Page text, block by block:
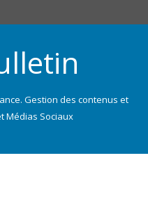
Gestion des contenus et
Médias Sociaux